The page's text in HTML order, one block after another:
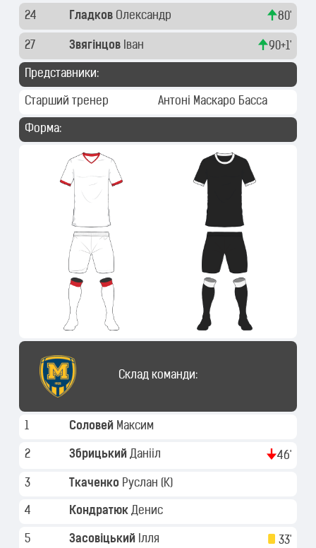
24 Гладков Олександр 80'
27 Звягінцов Іван 90+1'
Представники:
Старший тренер Антоні Маскаро Басса
Форма:
Склад команди:
1 Соловей Максим
2 Збрицький Данііл 46'
3 Ткаченко Руслан (K)
4 Кондратюк Денис
5 Засовіцький Ілля 33'